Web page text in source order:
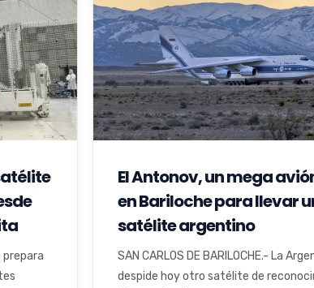
prepara
El Antonov, un mega
en Bariloche para llevar
satélite argentino
SAN CARLOS DE BARILOCHE.- La
despide hoy otro satélite de